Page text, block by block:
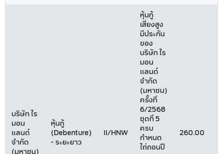
บริษัท ไร
มอน
แลนด์
จำกัด
หุ้นกู้
(Debenture)
- ระยะยาว
II/HNW
หุ้นกู้
เสี่ยงสูง
มีประกัน
ของ
บริษัท ไร
มอน
แลนด์
จำกัด
(มหาชน)
ครั้งที่
6/2568
ชุดที่ 5
ครบ
กำหนด
ไถ่ถอนปี
260.00